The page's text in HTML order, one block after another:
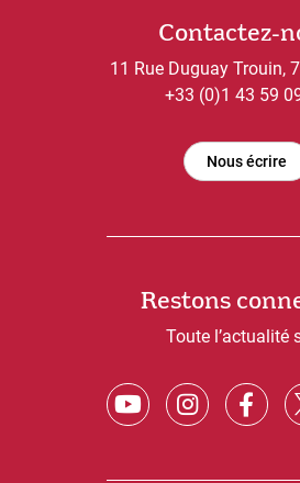
Contactez-
11 Rue Duguay Trouin,
+33 (0)1 43 59
Nous écrire
Restons
Toute l’actualité